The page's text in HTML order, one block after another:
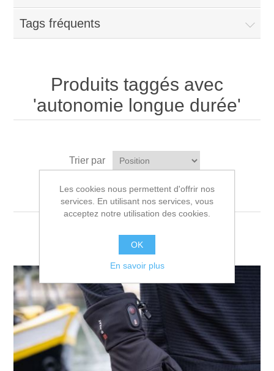
Tags fréquents
Produits taggés avec
'autonomie longue durée'
Trier par
Afficher par page
Les cookies nous permettent d'offrir nos
services. En utilisant nos services, vous
acceptez notre utilisation des cookies.
OK
En savoir plus